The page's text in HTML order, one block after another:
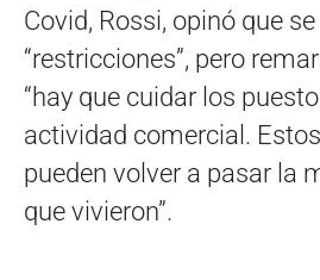
Covid, Rossi, opinó que
“restricciones”, pero
“hay que cuidar los
actividad comercial.
pueden volver a pasar la
que vivieron”.